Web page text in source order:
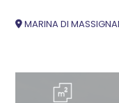
MARINA DI
Qualsiasi